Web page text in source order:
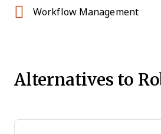
Workflow Management
Alternatives to